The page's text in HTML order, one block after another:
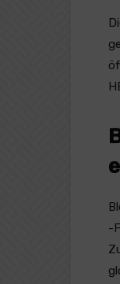
-